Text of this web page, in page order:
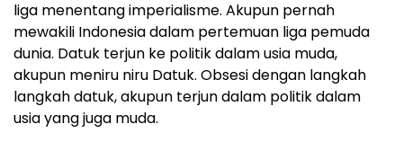
liga menentang imperialisme. Akupun pernah
mewakili Indonesia dalam pertemuan liga pemuda
dunia. Datuk terjun ke politik dalam usia muda,
akupun meniru niru Datuk. Obsesi dengan langkah
langkah datuk, akupun terjun dalam politik dalam
usia yang juga muda.